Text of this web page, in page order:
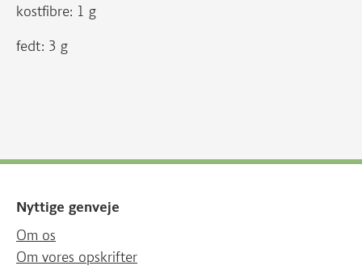
kostfibre: 1 g
fedt: 3 g
Nyttige genveje
Om os
Om vores opskrifter